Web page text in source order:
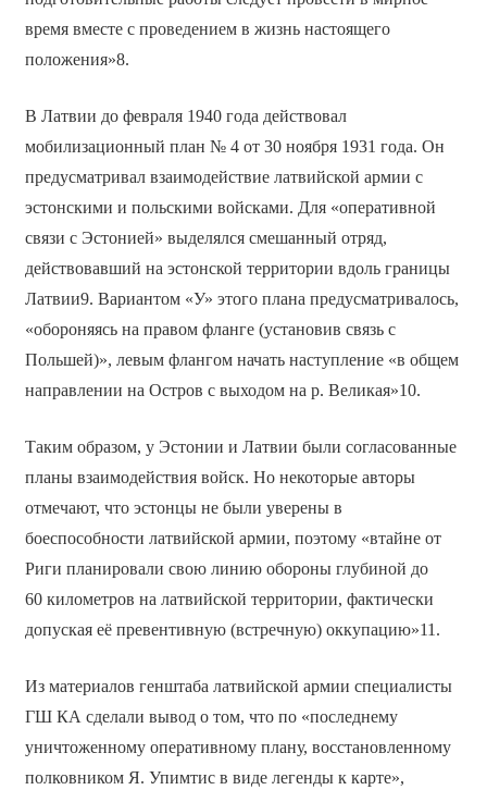
время вместе с проведением в жизнь настоящего
положения»8.
В Латвии до февраля 1940 года действовал
мобилизационный план № 4 от 30 ноября 1931 года. Он
предусматривал взаимодействие латвийской армии с
эстонскими и польскими войсками. Для «оперативной
связи с Эстонией» выделялся смешанный отряд,
действовавший на эстонской территории вдоль границы
Латвии9. Вариантом «У» этого плана предусматривалось,
«обороняясь на правом фланге (установив связь с
Польшей)», левым флангом начать наступление «в общем
направлении на Остров с выходом на р. Великая»10.
Таким образом, у Эстонии и Латвии были согласованные
планы взаимодействия войск. Но некоторые авторы
отмечают, что эстонцы не были уверены в
боеспособности латвийской армии, поэтому «втайне от
Риги планировали свою линию обороны глубиной до
60 километров на латвийской территории, фактически
допуская её превентивную (встречную) оккупацию»11.
Из материалов генштаба латвийской армии специалисты
ГШ КА сделали вывод о том, что по «последнему
уничтоженному оперативному плану, восстановленному
полковником Я. Упимтис в виде легенды к карте»,